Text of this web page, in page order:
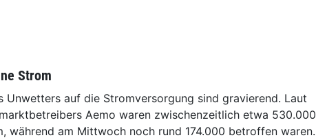
Strom
Unwetters auf die Stromversorgung sind gravierend. Laut
Aemo waren zwischenzeitlich etwa 530.000
während am Mittwoch noch rund 174.000 betroffen waren.